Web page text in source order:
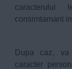
consimtamant
Dupa caz, va
caracter